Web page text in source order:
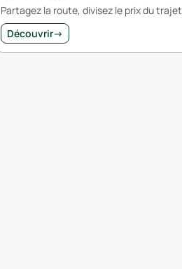
Partagez la route, divisez le prix du trajet
Découvrir→